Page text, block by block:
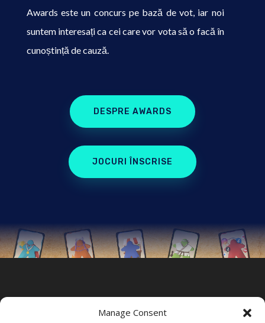
Manage Consent
Awards este un concurs pe bază de vot, iar noi
suntem interesați ca cei care vor vota să o facă în
cunoștință de cauză.
DESPRE AWARDS
JOCURI ÎNSCRISE